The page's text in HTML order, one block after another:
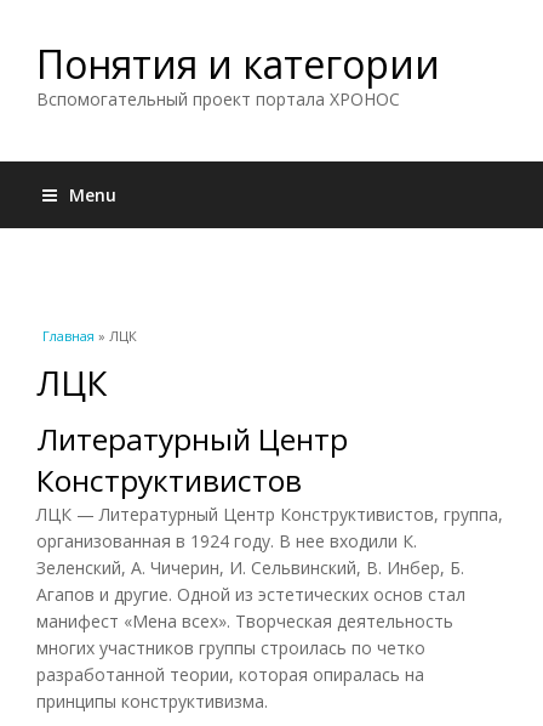
Понятия и категории
Вспомогательный проект портала ХРОНОС
Menu
Вы здесь
Главная » ЛЦК
ЛЦК
Литературный Центр
Конструктивистов
ЛЦК — Литературный Центр Конструктивистов, группа,
организованная в 1924 году. В нее входили К.
Зеленский, А. Чичерин, И. Сельвинский, В. Инбер, Б.
Агапов и другие. Одной из эстетических основ стал
манифест «Мена всех». Творческая деятельность
многих участников группы строилась по четко
разработанной теории, которая опиралась на
принципы конструктивизма.